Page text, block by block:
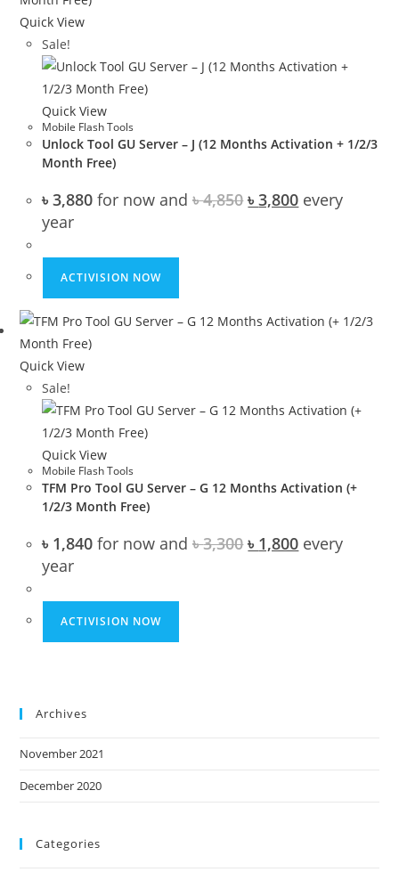
Quick View
Sale!
Quick View
Mobile Flash Tools
Unlock Tool GU Server – J (12 Months Activation + 1/2/3
Month Free)
৳3,880 for now and৳4,850 Original
price
৳3,800Current
price
every
year
ACTIVISION NOW
Quick View
Sale!
Quick View
Mobile Flash Tools
TFM Pro Tool GU Server – G 12 Months Activation (+
1/2/3 Month Free)
৳ 1,840 for now and৳3,300 Original
price
৳ 1,800Current
price
every
year
ACTIVISION NOW
Archives
November 2021
December 2020
Categories